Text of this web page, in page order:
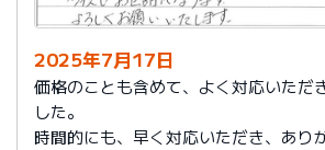
2025年7月17日
価格のことも含めて、よく対応いただ
した。
時間的にも、早く対応いただき、あり